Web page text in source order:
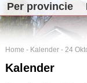
Per provincie
Home - Kalender - 24
Kalender